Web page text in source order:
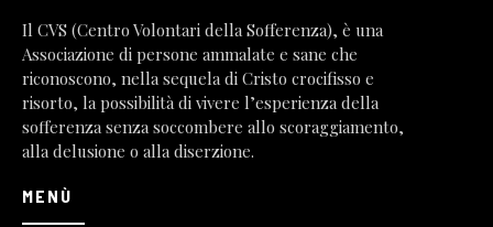
Il CVS (Centro Volontari della Sofferenza), è una
Associazione di persone ammalate e sane che
riconoscono, nella sequela di Cristo crocifisso e
risorto, la possibilità di vivere l’esperienza della
sofferenza senza soccombere allo scoraggiamento,
alla delusione o alla diserzione.
MENÙ